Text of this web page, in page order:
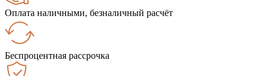
Оплата наличными, безналичный расчёт
Беспроцентная рассрочка